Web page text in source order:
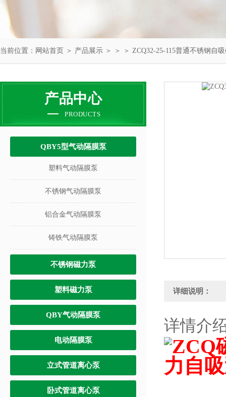
当前位置： 网站首页 ＞ 产品展示 ＞ ＞ ＞ ZCQ32-25-115普通不锈钢自
产品中心
PRODUCTS
QBY5型气动隔膜泵
塑料气动隔膜泵
不锈钢气动隔膜泵
铝合金气动隔膜泵
铸铁气动隔膜泵
不锈钢磁力泵
塑料磁力泵
QBY气动隔膜泵
电动隔膜泵
立式管道离心泵
卧式管道离心泵
详细说明：
详情介